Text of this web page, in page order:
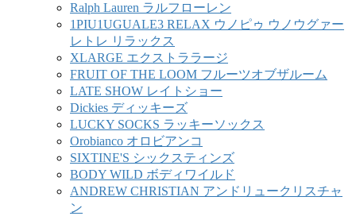
Ralph Lauren ラルフローレン
1PIU1UGUALE3 RELAX ウノピゥ ウノウグァー
レトレ リラックス
XLARGE エクストララージ
FRUIT OF THE LOOM フルーツオブザルーム
LATE SHOW レイトショー
Dickies ディッキーズ
LUCKY SOCKS ラッキーソックス
Orobianco オロビアンコ
SIXTINE'S シックスティンズ
BODY WILD ボディワイルド
ANDREW CHRISTIAN アンドリュークリスチャ
ン